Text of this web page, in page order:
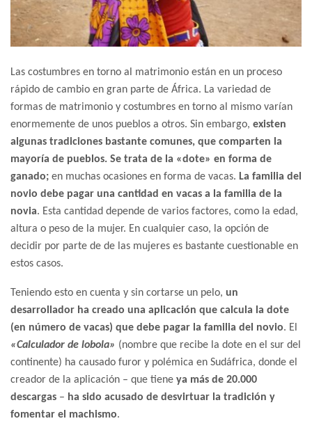
Las costumbres en torno al matrimonio están en un proceso
rápido de cambio en gran parte de África. La variedad de
formas de matrimonio y costumbres en torno al mismo varían
enormemente de unos pueblos a otros. Sin embargo, existen
algunas tradiciones bastante comunes, que comparten la
mayoría de pueblos. Se trata de la «dote» en forma de
ganado; en muchas ocasiones en forma de vacas. La familia del
novio debe pagar una cantidad en vacas a la familia de la
novia. Esta cantidad depende de varios factores, como la edad,
altura o peso de la mujer. En cualquier caso, la opción de
decidir por parte de de las mujeres es bastante cuestionable en
estos casos.
Teniendo esto en cuenta y sin cortarse un pelo, un
desarrollador ha creado una aplicación que calcula la dote
(en número de vacas) que debe pagar la familia del novio. El
«Calculador de lobola» (nombre que recibe la dote en el sur del
continente) ha causado furor y polémica en Sudáfrica, donde el
creador de la aplicación – que tiene ya más de 20.000
descargas – ha sido acusado de desvirtuar la tradición y
fomentar el machismo.